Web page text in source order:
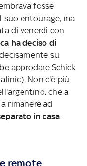
fosse
entourage, ma
di venerdì con
ha deciso di
su
approdare Schick
Non c'è più
che a
rimanere ad
in casa
remote